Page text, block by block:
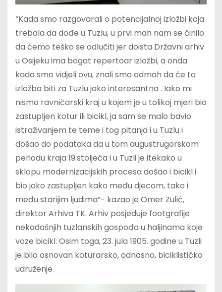
“Kada smo razgovarali o potencijalnoj izložbi koja
trebala da dođe u Tuzlu, u prvi mah nam se činilo
da ćemo teško se odlučiti jer doista Državni arhiv
u Osijeku ima bogat repertoar izložbi, a onda
kada smo vidjeli ovu, znali smo odmah da će ta
izložba biti za Tuzlu jako interesantna . Iako mi
nismo ravničarski kraj u kojem je u tolikoj mjeri bio
zastupljen kotur ili bicikl, ja sam se malo bavio
istraživanjem te teme i tog pitanja i u Tuzlu i
došao do podataka da u tom augustrugorskom
periodu kraja 19.stoljeća i u Tuzli je itekako u
sklopu modernizacijskih procesa došao i bicikl i
bio jako zastupljen kako među djecom, tako i
među starijim ljudima”- kazao je Omer Zulić,
direktor Arhiva TK. Arhiv posjeduje footgrafije
nekadašnjih tuzlanskih gospođa u haljinama koje
voze bicikl. Osim toga, 23. jula 1905. godine u Tuzli
je bilo osnovan koturarsko, odnosno, biciklističko
udruženje.